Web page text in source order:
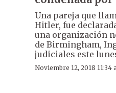
Una pareja que
Hitler, fue
una organización
de Birmingham,
judiciales este
Noviembre 12, 2018 11:34